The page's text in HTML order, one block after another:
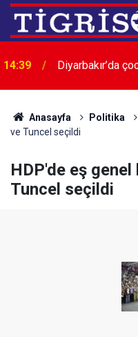
14:39 Diyarbakır’da
Anasayfa Politika
ve Tuncel seçildi
HDP'de eş
Tuncel seçildi